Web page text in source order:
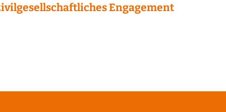
Engagement